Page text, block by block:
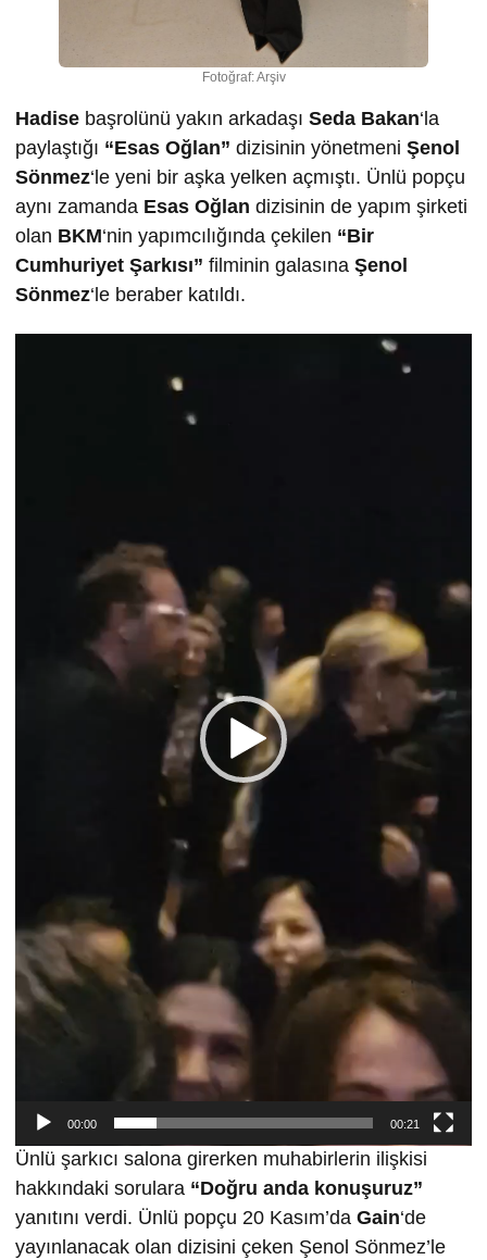
Fotoğraf: Arşiv
Hadise başrolünü yakın arkadaşı Seda Bakan‘la
paylaştığı “Esas Oğlan” dizisinin yönetmeni Şenol
Sönmez‘le yeni bir aşka yelken açmıştı. Ünlü popçu
aynı zamanda Esas Oğlan dizisinin de yapım şirketi
olan BKM‘nin yapımcılığında çekilen “Bir
Cumhuriyet Şarkısı” filminin galasına Şenol
Sönmez‘le beraber katıldı.
00:00 00:21
Ünlü şarkıcı salona girerken muhabirlerin ilişkisi
hakkındaki sorulara “Doğru anda konuşuruz”
yanıtını verdi. Ünlü popçu 20 Kasım’da Gain‘de
yayınlanacak olan dizisini çeken Şenol Sönmez’le